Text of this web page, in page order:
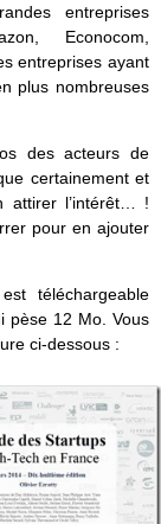
entreprises
Econocom,
entreprises ayant
plus nombreuses
des acteurs de
certainement et
attirer l’intérêt… !
pour en ajouter
téléchargeable
pèse 12 Mo. Vous
ci-dessous :